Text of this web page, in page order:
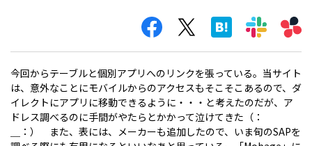
今回からテーブルと個別アプリへのリンクを張っている。当サイト
は、意外なことにモバイルからのアクセスもそこそこあるので、ダ
イレクトにアプリに移動できるように・・・と考えたのだが、ア
ドレス調べるのに手間がやたらとかかって泣けてきた（：
＿：） また、表には、メーカーも追加したので、いま旬のSAPを